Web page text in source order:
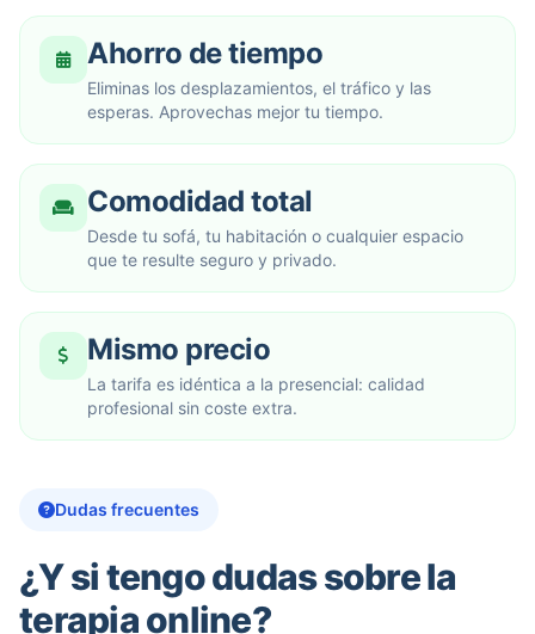
Ahorro de tiempo
Eliminas los desplazamientos, el tráfico y las
esperas. Aprovechas mejor tu tiempo.
Comodidad total
Desde tu sofá, tu habitación o cualquier espacio
que te resulte seguro y privado.
Mismo precio
La tarifa es idéntica a la presencial: calidad
profesional sin coste extra.
Dudas frecuentes
¿Y si tengo dudas sobre la
terapia online?